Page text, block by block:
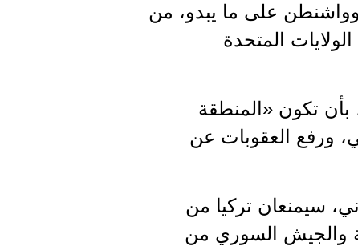
وواشنطن على ما يبدو، من
المتحدة
بأن تكون «المنطقة
ورفع العقوبات عن
سيمنعان تركيا من
والجيش السوري من